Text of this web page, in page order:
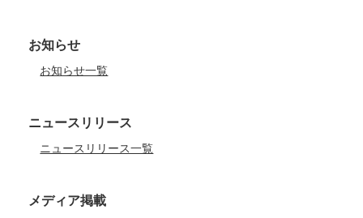
お知らせ
お知らせ一覧
ニュースリリース
ニュースリリース一覧
メディア掲載